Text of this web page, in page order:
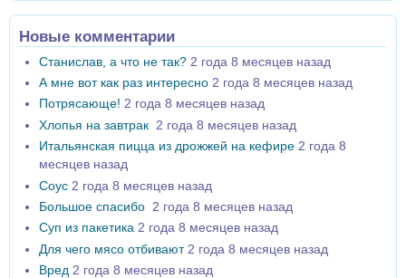
Новые комментарии
Станислав, а что не так? 2 года 8 месяцев назад
А мне вот как раз интересно 2 года 8 месяцев назад
Потрясающе! 2 года 8 месяцев назад
Хлопья на завтрак 2 года 8 месяцев назад
Итальянская пицца из дрожжей на кефире 2 года 8
месяцев назад
Соус 2 года 8 месяцев назад
Большое спасибо 2 года 8 месяцев назад
Суп из пакетика 2 года 8 месяцев назад
Для чего мясо отбивают 2 года 8 месяцев назад
Вред 2 года 8 месяцев назад